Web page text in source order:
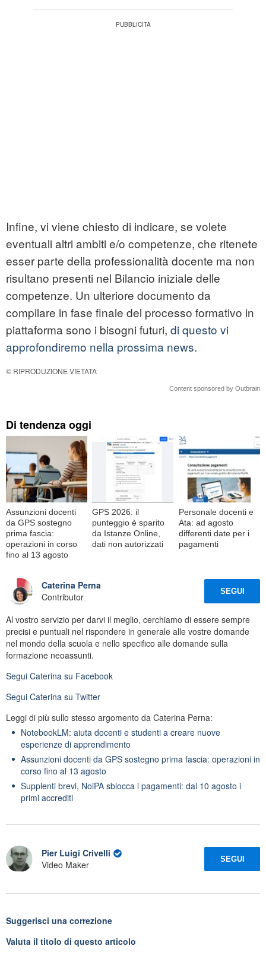
Infine, vi viene chiesto di indicare, se volete
eventuali altri ambiti e/o competenze, che ritenete
esser parte della professionalità docente ma non
risultano presenti nel Bilancio iniziale delle
competenze. Un ulteriore documento da
compilare in fase finale del processo formativo in
piattaforma sono i bisogni futuri, di questo vi
approfondiremo nella prossima news.
© RIPRODUZIONE VIETATA
Content sponsored by Outbrain
Di tendenza oggi
Assunzioni docenti
da GPS sostegno
prima fascia:
operazioni in corso
fino al 13 agosto
GPS 2026: il
punteggio è sparito
da Istanze Online,
dati non autorizzati
Personale docenti e
Ata: ad agosto
differenti date per i
pagamenti
Caterina Perna
Contributor
SEGUI
Al vostro servizio per darvi il meglio, cerchiamo di essere sempre
precisi e puntuali nel rispondere in generale alle vostre domande
nel mondo della scuola e nello specifico alle domande sulla
formazione neoassunti.
Segui Caterina su Facebook
Segui Caterina su Twitter
Leggi di più sullo stesso argomento da Caterina Perna:
NotebookLM: aiuta docenti e studenti a creare nuove
esperienze di apprendimento
Assunzioni docenti da GPS sostegno prima fascia: operazioni in
corso fino al 13 agosto
Supplenti brevi, NoiPA sblocca i pagamenti: dal 10 agosto i
primi accrediti
Pier Luigi Crivelli
Video Maker
SEGUI
Suggerisci una correzione
Valuta il titolo di questo articolo